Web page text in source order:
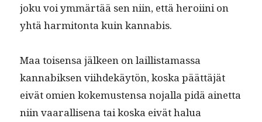
joku voi ymmärtää sen niin, että hero­i­i­ni on
yhtä har­mi­ton­ta kuin kannabis.
Maa toisen­sa jäl­keen on lail­lis­ta­mas­sa
kannabik­sen viihdekäytön, kos­ka päät­täjät
eivät omien koke­musten­sa nojal­la pidä ainet­ta
niin vaar­al­lise­na tai kos­ka eivät halua